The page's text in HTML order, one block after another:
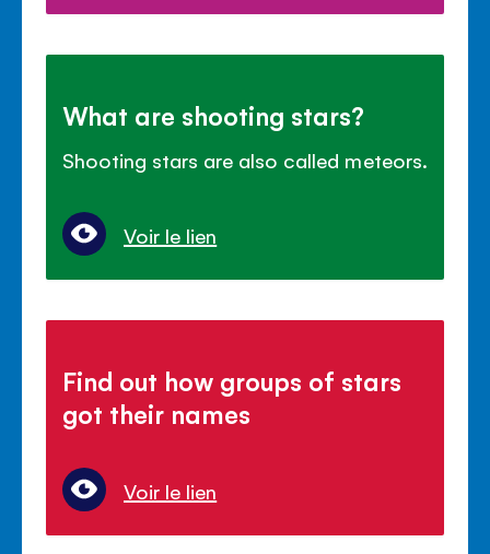
What are shooting stars?
Shooting stars are also called meteors.
Voir le lien
Find out how groups of stars
got their names
Voir le lien